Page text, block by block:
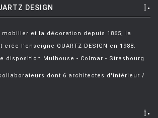
DESIGN
et la décoration depuis 1865, la
l'enseigne QUARTZ DESIGN en 1988.
disposition Mulhouse - Colmar - Strasbourg
dont 6 architectes d'intérieur /